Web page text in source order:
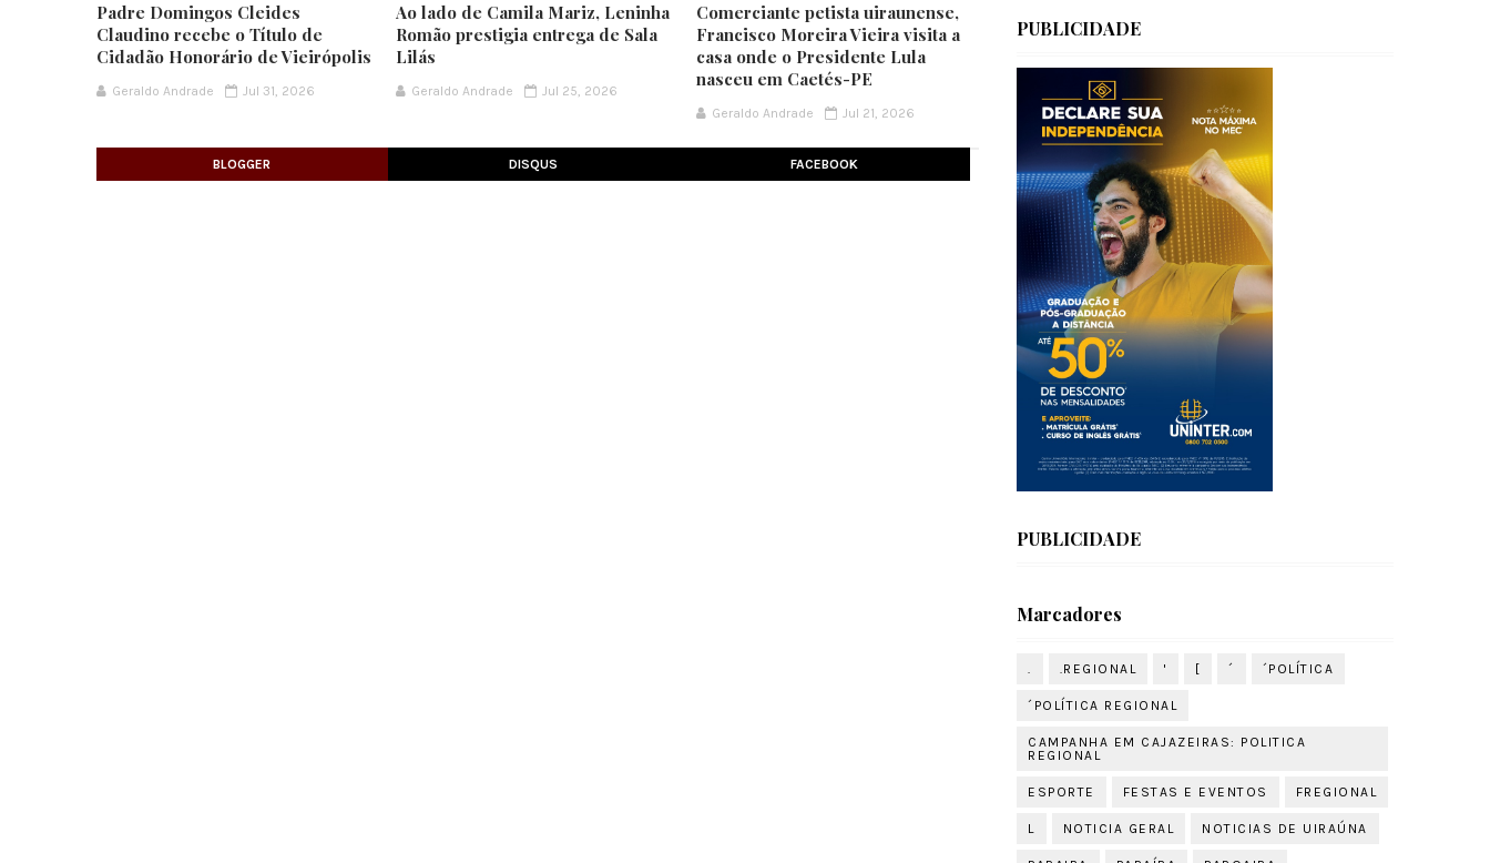
Padre Domingos Cleides
Claudino recebe o Título de
Cidadão Honorário de Vieirópolis
Geraldo Andrade Jul 31, 2026
Ao lado de Camila Mariz, Leninha
Romão prestigia entrega de Sala
Lilás
Geraldo Andrade Jul 25, 2026
Comerciante petista uiraunense,
Francisco Moreira Vieira visita a
casa onde o Presidente Lula
nasceu em Caetés-PE
Geraldo Andrade Jul 21, 2026
BLOGGER DISQUS FACEBOOK
PUBLICIDADE
PUBLICIDADE
Marcadores
. .REGIONAL ' [ ´ ´POLÍTICA
´POLÍTICA REGIONAL
CAMPANHA EM CAJAZEIRAS: POLITICA
REGIONAL
ESPORTE FESTAS E EVENTOS FREGIONAL
L NOTICIA GERAL NOTICIAS DE UIRAÚNA